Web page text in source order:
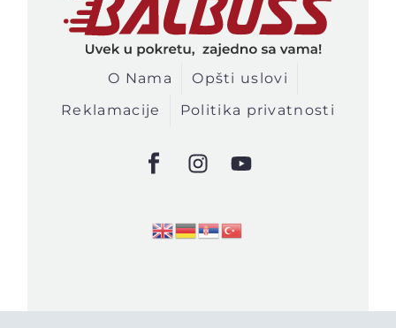
O Nama
Opšti uslovi
Reklamacije
Politika privatnosti